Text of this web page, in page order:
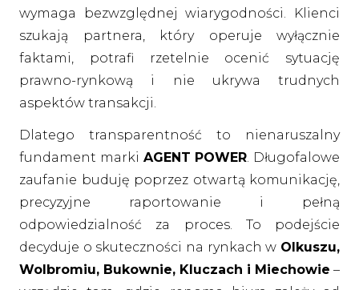
wymaga bezwzględnej wiarygodności. Klienci
szukają partnera, który operuje wyłącznie
faktami, potrafi rzetelnie ocenić sytuację
prawno-rynkową i nie ukrywa trudnych
aspektów transakcji.
Dlatego transparentność to nienaruszalny
fundament marki AGENT POWER. Długofalowe
zaufanie buduję poprzez otwartą komunikację,
precyzyjne raportowanie i pełną
odpowiedzialność za proces. To podejście
decyduje o skuteczności na rynkach w Olkuszu,
Wolbromiu, Bukownie, Kluczach i Miechowie –